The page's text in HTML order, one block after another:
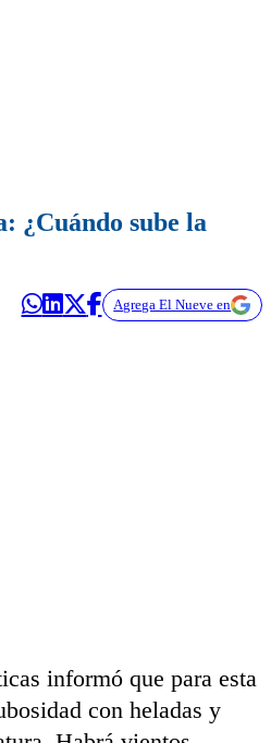
¿Cuándo sube la
Agrega El Nueve en
informó que para esta
con heladas y